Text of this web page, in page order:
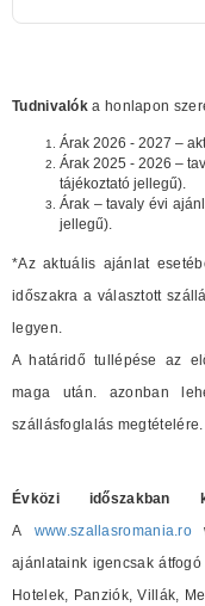
Tudnivalók a honlapon
Árak 2026 - 2027 –
Árak 2025 - 2026 –
tájékoztató jellegű).
Árak – tavaly évi
jellegű).
*Az aktuális ajánlat
időszakra a választott
legyen.
A határidő tullépése az
maga után. azonban
szállásfoglalás megtételére.
Évközi időszakban
A www.szallasromania.ro
ajánlataink igencsak
Hotelek, Panziók, Villák,